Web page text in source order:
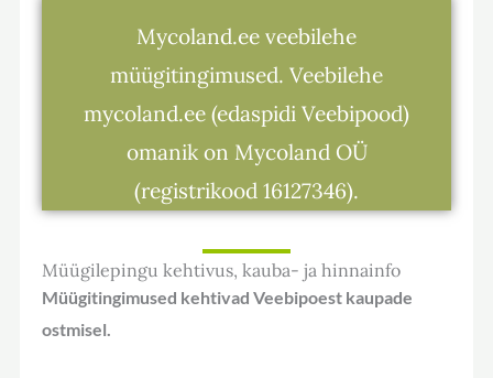
Mycoland.ee veebilehe
müügitingimused. Veebilehe
mycoland.ee (edaspidi Veebipood)
omanik on Mycoland OÜ
(registrikood 16127346).
Müügilepingu kehtivus, kauba- ja hinnainfo
Müügitingimused kehtivad Veebipoest kaupade
ostmisel.